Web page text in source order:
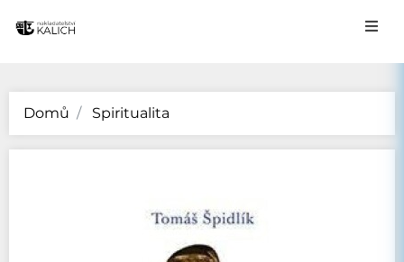
Domů Spiritualita